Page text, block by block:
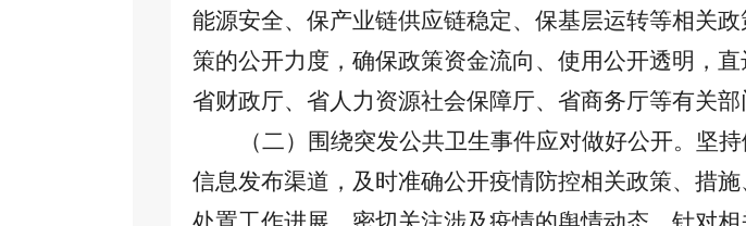
能源安全、保产业链供应链稳定、保基层运转等相关
策的公开力度，确保政策资金流向、使用公开透明，
省财政厅、省人力资源社会保障厅、省商务厅等有关部
（二）围绕突发公共卫生事件应对做好公开。坚
信息发布渠道，及时准确公开疫情防控相关政策、措